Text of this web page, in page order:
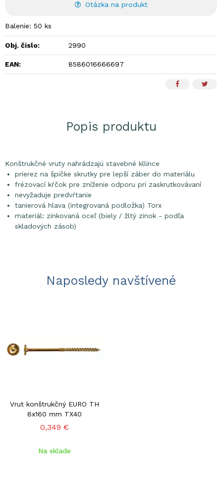
Otázka na produkt
Balenie: 50 ks
Obj. čislo: 2990
EAN: 8586016666697
Popis produktu
Konštrukčné vruty nahrádzajú stavebné kllince
prierez na špičke skrutky pre lepší záber do materiálu
frézovací kŕčok pre zníženie odporu pri zaskrutkovávaní
nevyžaduje predvŕtanie
tanierová hlava (integrovaná podložka) Torx
materiál: zinkovaná oceľ (biely / žltý zinok - podľa
skladových zásob)
Naposledy navštívené
Vrut konštrukčný EURO TH
8x160 mm TX40
0,349 €
Na sklade